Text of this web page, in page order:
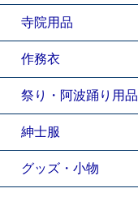
寺院用品
作務衣
祭り・阿波踊り用品
紳士服
グッズ・小物